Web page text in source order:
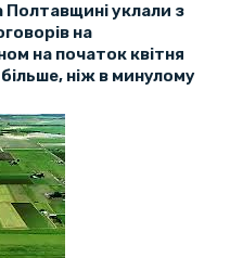
Полтавщині уклали з
на
на початок квітня
ніж в минулому